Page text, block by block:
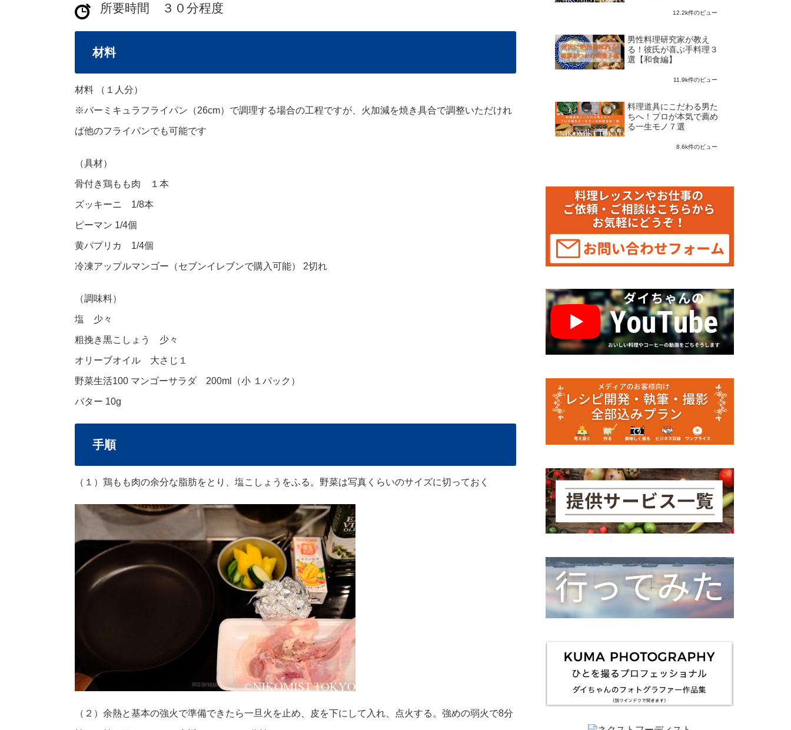
所要時間 ３０分程度
材料
材料 （１人分）
※バーミキュラフライパン（26cm）で調理する場合の工程ですが、火加減を焼き具合で調整いただけれ
ば他のフライパンでも可能です
（具材）
骨付き鶏もも肉 １本
ズッキーニ 1/8本
ピーマン 1/4個
黄パプリカ 1/4個
冷凍アップルマンゴー（セブンイレブンで購入可能） 2切れ
（調味料）
塩 少々
粗挽き黒こしょう 少々
オリーブオイル 大さじ１
野菜生活100 マンゴーサラダ 200ml（小 １パック）
バター 10g
手順
（１）鶏もも肉の余分な脂肪をとり、塩こしょうをふる。野菜は写真くらいのサイズに切っておく
（２）余熱と基本の強火で準備できたら一旦火を止め、皮を下にして入れ、点火する。強めの弱火で8分
12.2k件のビュー
男性料理研究家が教え
る！彼氏が喜ぶ手料理３
選【和食編】
11.9k件のビュー
料理道具にこだわる男た
ちへ！プロが本気で薦め
る一生モノ７選
8.6k件のビュー